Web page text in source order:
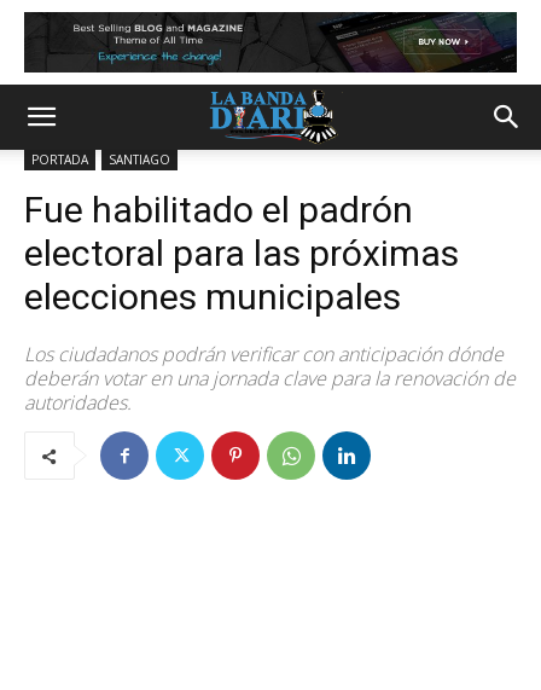
PORTADA SANTIAGO
Fue habilitado el padrón
electoral para las próximas
elecciones municipales
Los ciudadanos podrán verificar con anticipación dónde
deberán votar en una jornada clave para la renovación de
autoridades.